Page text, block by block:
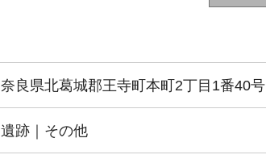
奈良県北葛城郡王寺町本町2丁目1番40号
遺跡｜その他